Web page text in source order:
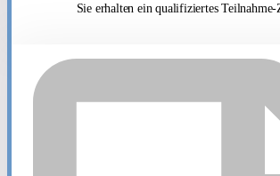
Sie erhalten ein qualifiziertes